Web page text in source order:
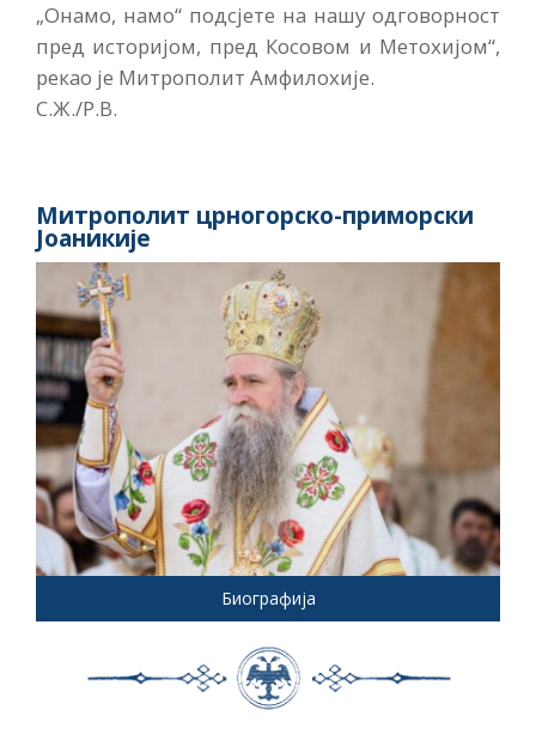
„Онамо, намо“ подсјете на нашу одговорност
пред историјом, пред Косовом и Метохијом“,
рекао је Митрополит Амфилохије.
С.Ж./Р.В.
Митрополит црногорско-приморски
Јоаникије
Биографија